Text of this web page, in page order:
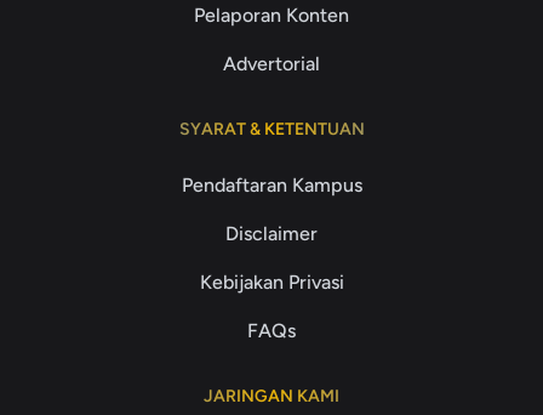
Pelaporan Konten
Advertorial
SYARAT & KETENTUAN
Pendaftaran Kampus
Disclaimer
Kebijakan Privasi
FAQs
JARINGAN KAMI